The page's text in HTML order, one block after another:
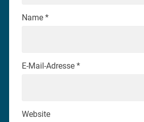
Name *
E-Mail-Adresse *
Website